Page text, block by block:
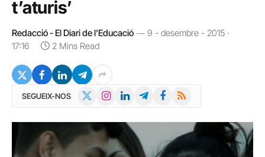
t’aturis’
Redacció - El Diari de l'Educació
9 - desembre - 2015 ·
17:16
2 Mins Read
SEGUEIX-NOS InstagramLinkedInTelegramFacebook
RSS